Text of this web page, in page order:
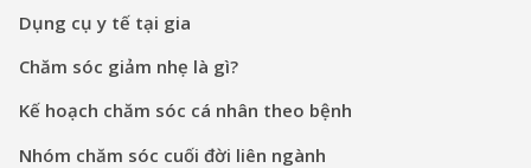
Dụng cụ y tế tại gia
Chăm sóc giảm nhẹ là gì?
Kế hoạch chăm sóc cá nhân theo bệnh
Nhóm chăm sóc cuối đời liên ngành